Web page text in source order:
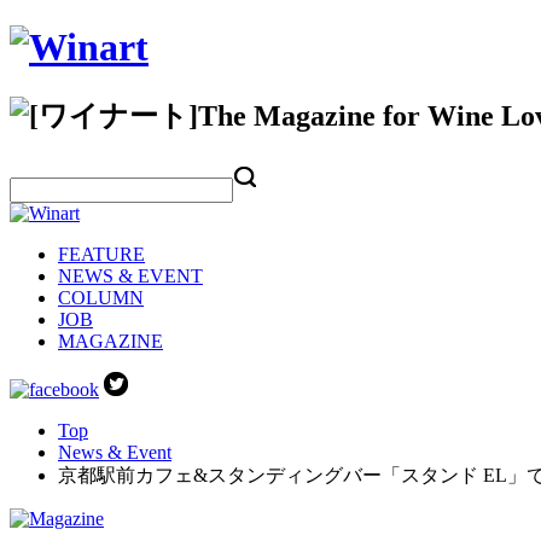
FEATURE
NEWS & EVENT
COLUMN
JOB
MAGAZINE
Top
News & Event
京都駅前カフェ&スタンディングバー「スタンド EL」